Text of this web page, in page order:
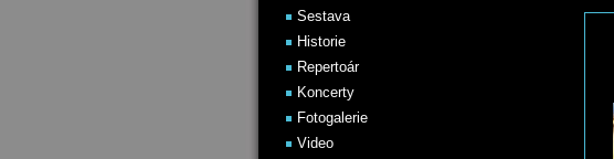
Sestava
Historie
Repertoár
Koncerty
Fotogalerie
Video